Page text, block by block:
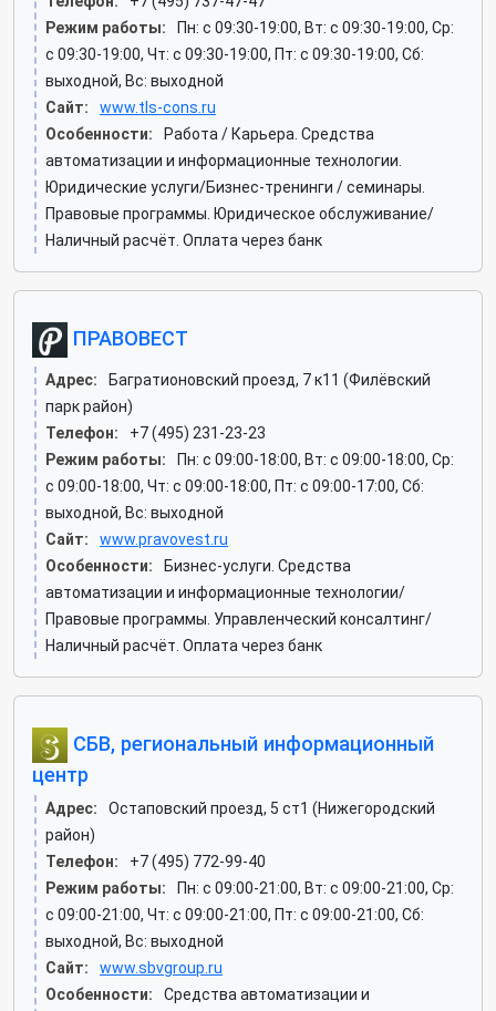
Режим работы:
Пн: c 09:30-19:00, Вт: c 09:30-19:00, Ср:
c 09:30-19:00, Чт: c 09:30-19:00, Пт: c 09:30-19:00, Сб:
выходной, Вс: выходной
Сайт:
www.tls-cons.ru
Особенности:
Работа / Карьера. Средства
автоматизации и информационные технологии.
Юридические услуги/Бизнес-тренинги / семинары.
Правовые программы. Юридическое обслуживание/
Наличный расчёт. Оплата через банк
ПРАВОВЕСТ
Адрес:
Багратионовский проезд, 7 к11 (Филёвский
парк район)
Телефон:
+7 (495) 231-23-23
Режим работы:
Пн: c 09:00-18:00, Вт: c 09:00-18:00, Ср:
c 09:00-18:00, Чт: c 09:00-18:00, Пт: c 09:00-17:00, Сб:
выходной, Вс: выходной
Сайт:
www.pravovest.ru
Особенности:
Бизнес-услуги. Средства
автоматизации и информационные технологии/
Правовые программы. Управленческий консалтинг/
Наличный расчёт. Оплата через банк
СБВ, региональный информационный
центр
Адрес:
Остаповский проезд, 5 ст1 (Нижегородский
район)
Телефон:
+7 (495) 772-99-40
Режим работы:
Пн: c 09:00-21:00, Вт: c 09:00-21:00, Ср:
c 09:00-21:00, Чт: c 09:00-21:00, Пт: c 09:00-21:00, Сб:
выходной, Вс: выходной
Сайт:
www.sbvgroup.ru
Особенности:
Средства автоматизации и